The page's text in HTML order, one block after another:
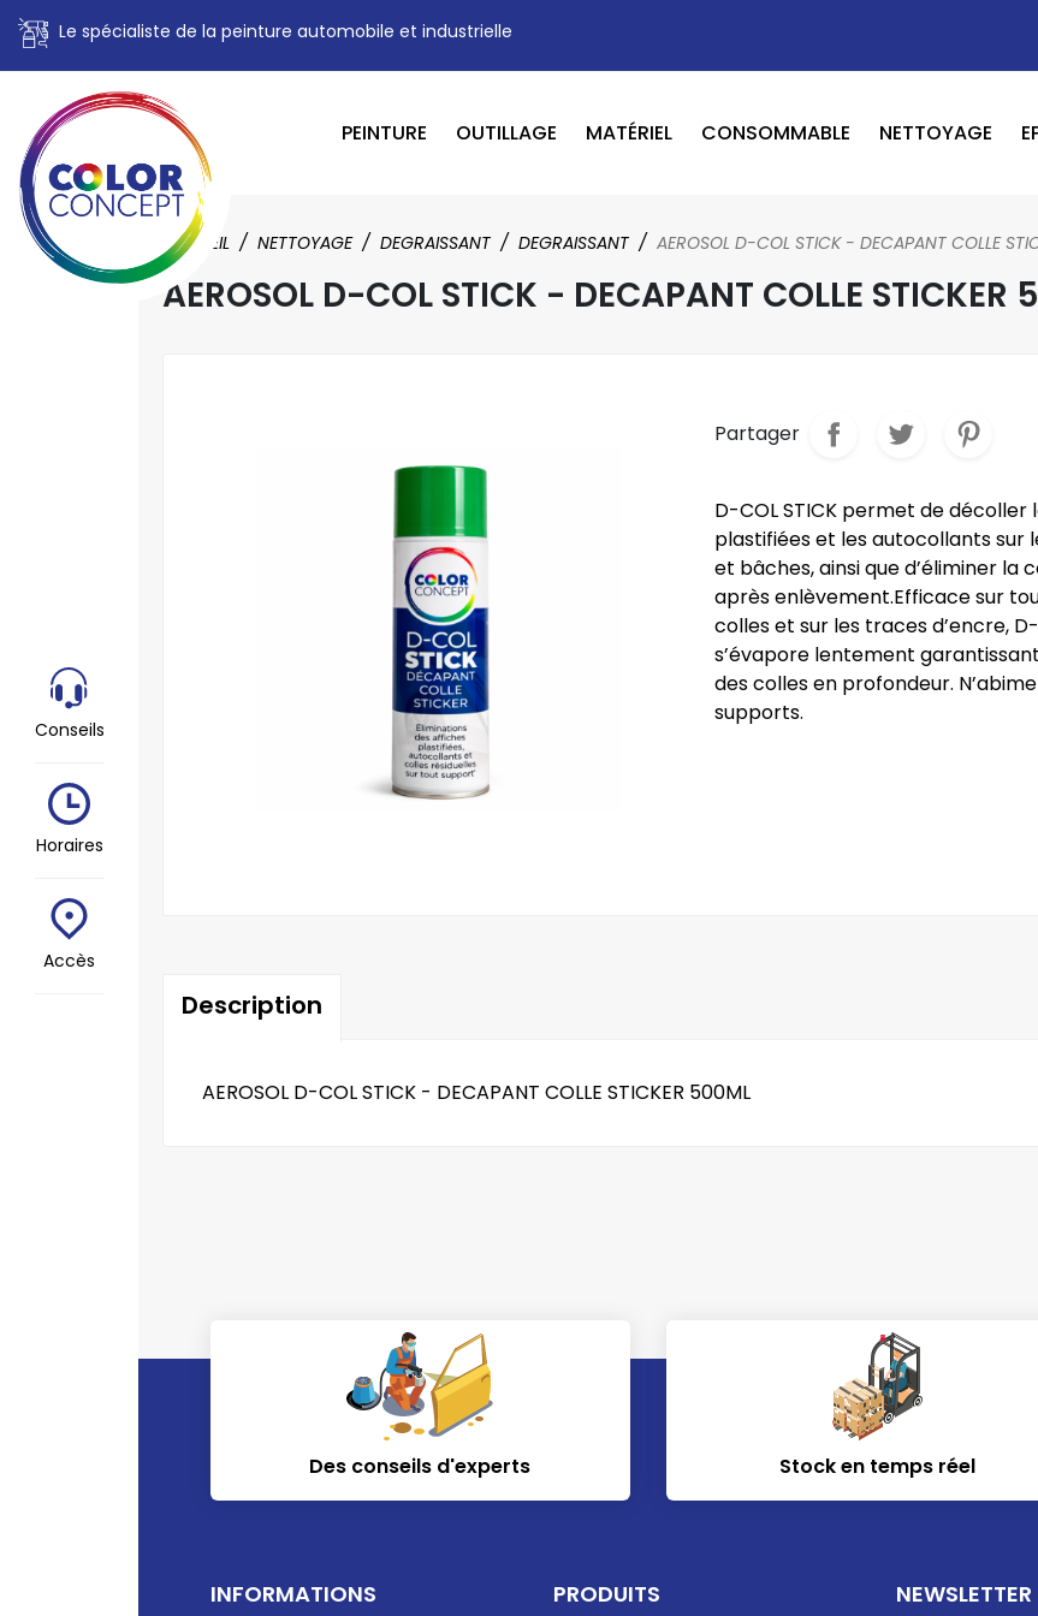
Le spécialiste de la peinture automobile et industrielle
PEINTURE OUTILLAGE MATÉRIEL CONSOMMABLE NETTOYAGE
ACCUEIL NETTOYAGE DEGRAISSANT DEGRAISSANT AEROSOL D-COL STICK - DECAPANT COLLE
AEROSOL D-COL STICK - DECAPANT COLLE STICKER
Partager
D-COL STICK permet de décoller
plastifiées et les autocollants sur
et bâches, ainsi que d’éliminer la
après enlèvement.Efficace sur
colles et sur les traces d’encre, D-
s’évapore lentement
des colles en profondeur.
supports.
Description
AEROSOL D-COL STICK - DECAPANT COLLE STICKER 500ML
Des conseils d'experts Stock en temps réel
INFORMATIONS PRODUITS NEWSLETTER
Conseils
Horaires
Accès